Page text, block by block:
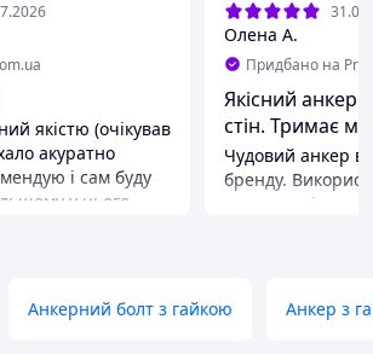
якістю (очікував
акуратно
і сам буду
у цього
для можливості
Олена А.
Придбано на
​Якісний анкер
Чудовий анкер
бренду.
монтажу вікон у
він без стиролу
працювати в
Анкерний болт з гайкою Анкер з